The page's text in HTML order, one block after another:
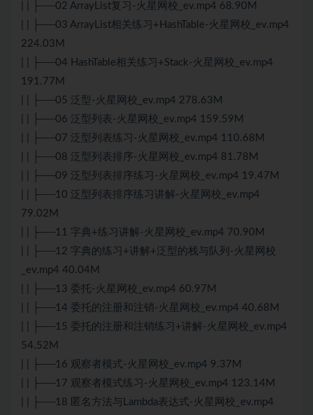
| | ├──02 ArrayList复习-火星网校_ev.mp4 68.90M
| | ├──03 ArrayList相关练习+HashTable-火星网校_ev.mp4
224.03M
| | ├──04 HashTable相关练习+Stack-火星网校_ev.mp4
191.77M
| | ├──05 泛型-火星网校_ev.mp4 278.63M
| | ├──06 泛型列表-火星网校_ev.mp4 159.59M
| | ├──07 泛型列表练习-火星网校_ev.mp4 110.68M
| | ├──08 泛型列表排序-火星网校_ev.mp4 81.78M
| | ├──09 泛型列表排序练习-火星网校_ev.mp4 19.47M
| | ├──10 泛型列表排序练习讲解-火星网校_ev.mp4
79.02M
| | ├──11 字典+练习讲解-火星网校_ev.mp4 70.90M
| | ├──12 字典的练习+讲解+泛型的栈与队列-火星网校
_ev.mp4 40.04M
| | ├──13 委托-火星网校_ev.mp4 60.97M
| | ├──14 委托的注册和注销-火星网校_ev.mp4 40.68M
| | ├──15 委托的注册和注销练习+讲解-火星网校_ev.mp4
54.52M
| | ├──16 观察者模式-火星网校_ev.mp4 9.37M
| | ├──17 观察者模式练习-火星网校_ev.mp4 123.14M
| | ├──18 匿名方法与Lambda表达式-火星网校_ev.mp4